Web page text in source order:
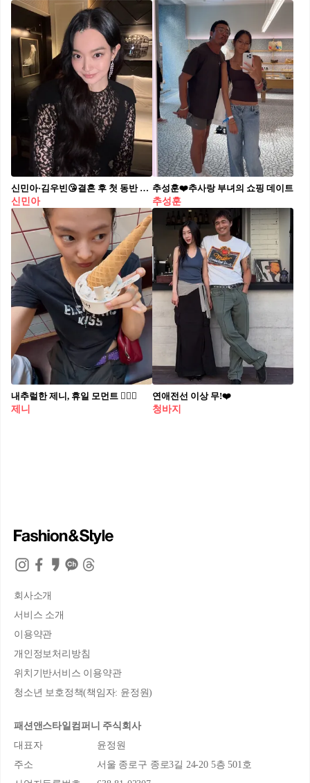
신민아·김우빈😘결혼 후 첫 동반 무대
신민아
추성훈❤️추사랑 부녀의 쇼핑 데이트
추성훈
내추럴한 제니, 휴일 모먼트 🧘🏻‍♀️
제니
연애전선 이상 무!❤️
청바지
회사소개
서비스 소개
이용약관
개인정보처리방침
위치기반서비스 이용약관
청소년 보호정책(책임자: 윤정원)
패션앤스타일컴퍼니 주식회사
대표자
윤정원
주소
서울 종로구 종로3길 24-20 5층 501호